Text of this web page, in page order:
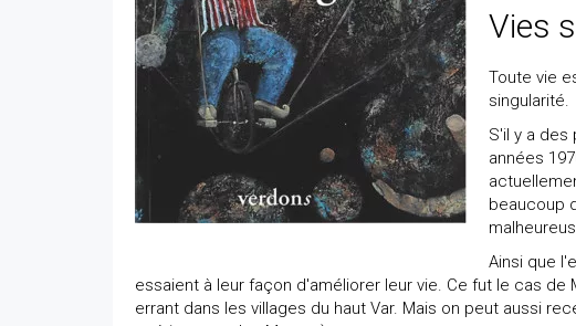
Vies
Toute vie
singularité.
S'il y a des
années
beaucoup
Ainsi que
essaient à leur façon d'améliorer leur vie. Ce fut le cas de
errant dans les villages du haut Var. Mais on peut aussi